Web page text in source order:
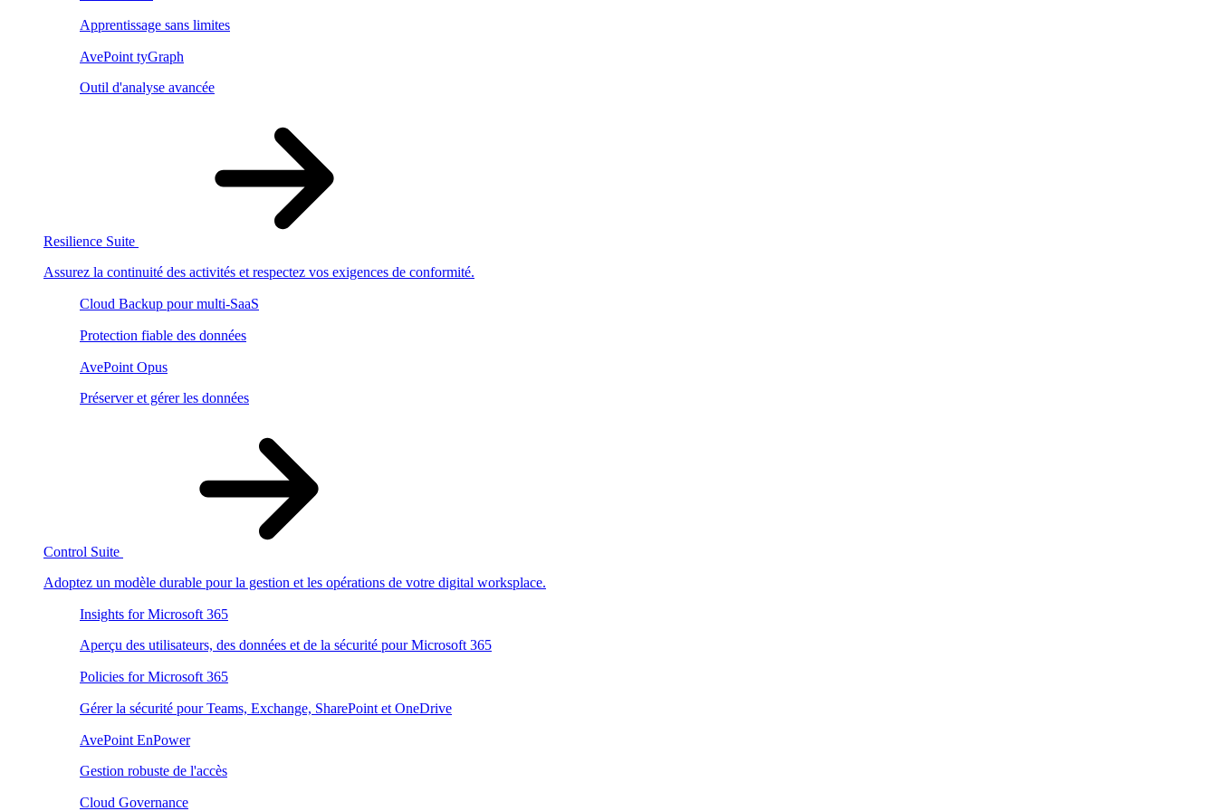
Apprentissage sans limites
AvePoint tyGraph
Outil d'analyse avancée
Resilience Suite
Assurez la continuité des activités et respectez vos exigences de conformité.
Cloud Backup pour multi-SaaS
Protection fiable des données
AvePoint Opus
Préserver et gérer les données
Control Suite
Adoptez un modèle durable pour la gestion et les opérations de votre digital worksplace.
Insights for Microsoft 365
Aperçu des utilisateurs, des données et de la sécurité pour Microsoft 365
Policies for Microsoft 365
Gérer la sécurité pour Teams, Exchange, SharePoint et OneDrive
AvePoint EnPower
Gestion robuste de l'accès
Cloud Governance